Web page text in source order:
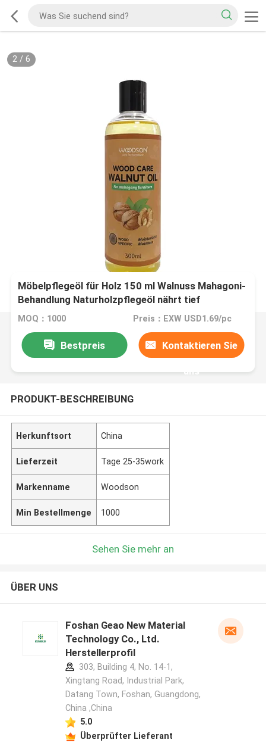
2/ 6
Möbelpflegeöl für Holz 150 ml Walnuss Mahagoni-
Behandlung Naturholzpflegeöl nährt tief
Feuchtigkeitspflege
MOQ：1000 Preis：EXW USD1.69/pc
Bestpreis Kontaktieren Sie
uns
PRODUKT-BESCHREIBUNG
Herkunftsort China
Lieferzeit Tage 25-35work
Markenname Woodson
Min Bestellmenge 1000
Sehen Sie mehr an
ÜBER UNS
Foshan Geao New Material
Technology Co., Ltd.
Herstellerprofil
303, Building 4, No. 14-1,
Xingtang Road, Industrial Park,
Datang Town, Foshan, Guangdong,
China ,China
5.0
Überprüfter Lieferant